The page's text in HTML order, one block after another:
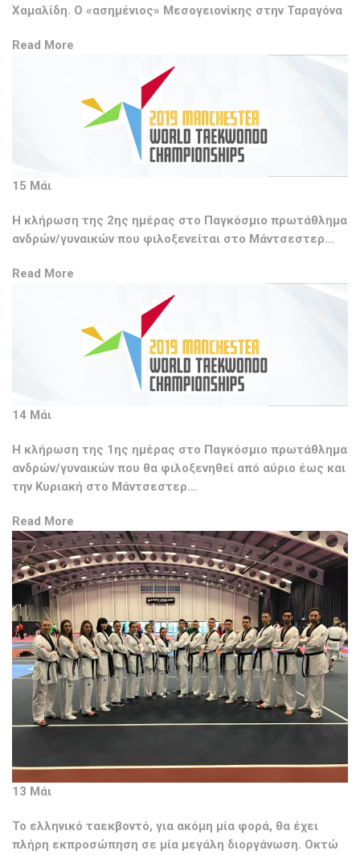
Χαμαλίδη. Ο «ασημένιος» Μεσογειονίκης στην Ταραγόνα
Read More
15 Μάι
H κλήρωση της 2ης ημέρας στο Παγκόσμιο πρωτάθλημα
ανδρών/γυναικών που φιλοξενείται στο Μάντσεστερ…
Read More
14 Μάι
H κλήρωση της 1ης ημέρας στο Παγκόσμιο πρωτάθλημα
ανδρών/γυναικών που θα φιλοξενηθεί από αύριο έως και
την Κυριακή στο Μάντσεστερ…
Read More
13 Μάι
Το ελληνικό ταεκβοντό, για ακόμη μία φορά, θα έχει
πλήρη εκπροσώπηση σε μία μεγάλη διοργάνωση. Οκτώ